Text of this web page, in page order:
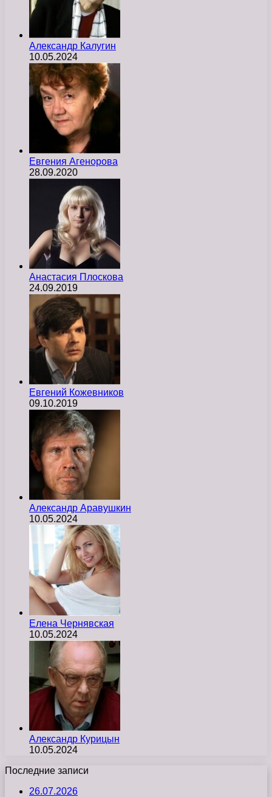
Александр Калугин
10.05.2024
Евгения Агенорова
28.09.2020
Анастасия Плоскова
24.09.2019
Евгений Кожевников
09.10.2019
Александр Аравушкин
10.05.2024
Елена Чернявская
10.05.2024
Александр Курицын
10.05.2024
Последние записи
26.07.2026